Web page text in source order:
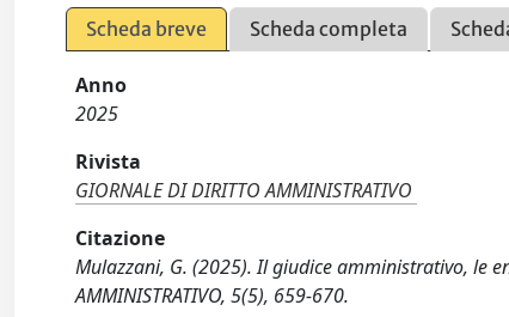
Scheda breve Scheda completa
Anno
2025
Rivista
GIORNALE DI DIRITTO AMMINISTRATIVO
Citazione
Mulazzani, G. (2025). Il giudice amministrativo, le
AMMINISTRATIVO, 5(5), 659-670.